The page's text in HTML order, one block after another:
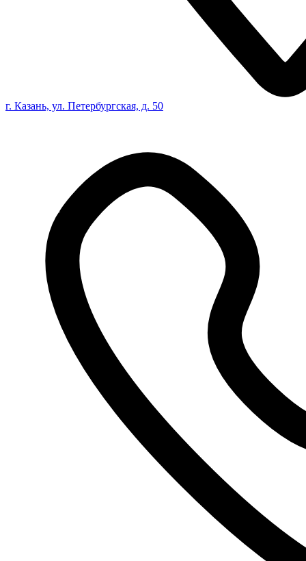
г. Казань, ул. Петербургская, д. 50